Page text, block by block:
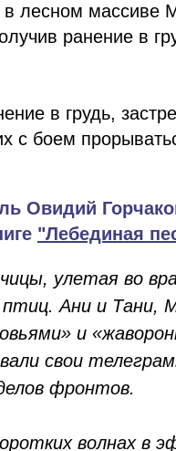
лесном массиве
ранение в
в грудь,
с боем
Овидий
"Лебединая
улетая во
птиц. Ани и
и
свои
фронтов.
волнах в